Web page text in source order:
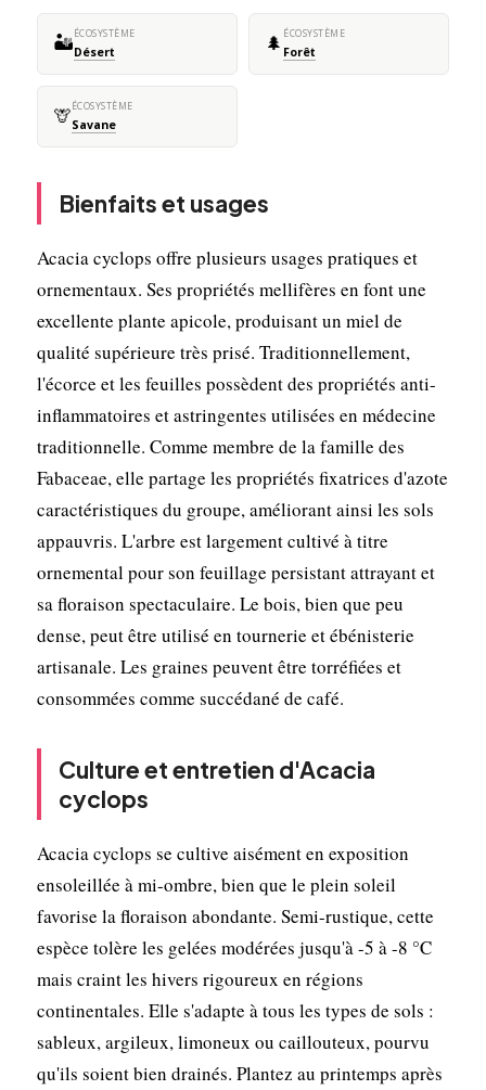
🏜️ÉCOSYSTÈME
Désert 🌲 ÉCOSYSTÈME
Forêt
🦒ÉCOSYSTÈME
Savane
Bienfaits et usages
Acacia cyclops offre plusieurs usages pratiques et
ornementaux. Ses propriétés mellifères en font une
excellente plante apicole, produisant un miel de
qualité supérieure très prisé. Traditionnellement,
l'écorce et les feuilles possèdent des propriétés anti-
inflammatoires et astringentes utilisées en médecine
traditionnelle. Comme membre de la famille des
Fabaceae, elle partage les propriétés fixatrices d'azote
caractéristiques du groupe, améliorant ainsi les sols
appauvris. L'arbre est largement cultivé à titre
ornemental pour son feuillage persistant attrayant et
sa floraison spectaculaire. Le bois, bien que peu
dense, peut être utilisé en tournerie et ébénisterie
artisanale. Les graines peuvent être torréfiées et
consommées comme succédané de café.
Culture et entretien d'Acacia
cyclops
Acacia cyclops se cultive aisément en exposition
ensoleillée à mi-ombre, bien que le plein soleil
favorise la floraison abondante. Semi-rustique, cette
espèce tolère les gelées modérées jusqu'à -5 à -8 °C
mais craint les hivers rigoureux en régions
continentales. Elle s'adapte à tous les types de sols :
sableux, argileux, limoneux ou caillouteux, pourvu
qu'ils soient bien drainés. Plantez au printemps après